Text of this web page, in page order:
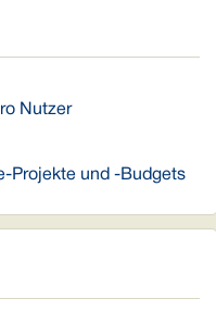
Nutzer
Projekte und -Budgets